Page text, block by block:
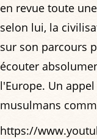
en revue toute
selon lui, la
sur son parcours
écouter
l'Europe. Un
musulmans
https://